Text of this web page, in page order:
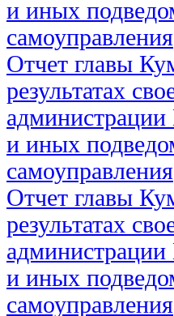
и иных
самоуправления
Отчет главы
результатах
и иных
самоуправления
Отчет главы
результатах
и иных
самоуправления